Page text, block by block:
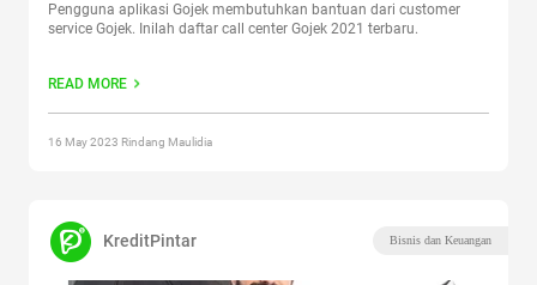
Pengguna aplikasi Gojek membutuhkan bantuan dari customer
service Gojek. Inilah daftar call center Gojek 2021 terbaru.
READ MORE
16 May 2023 Rindang Maulidia
KreditPintar Bisnis dan Keuangan